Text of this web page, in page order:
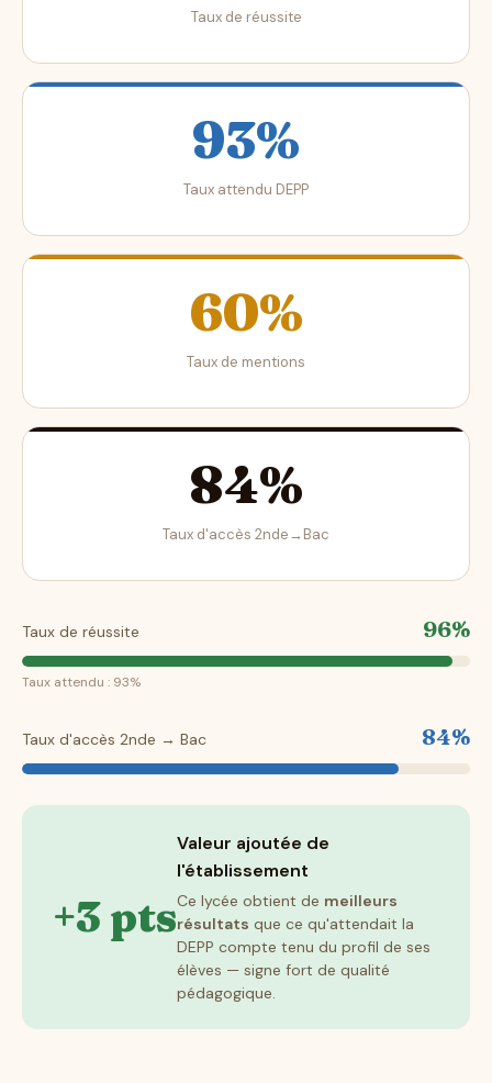
Taux de réussite
93%
Taux attendu DEPP
60%
Taux de mentions
84%
Taux d'accès 2nde→Bac
Taux de réussite 96%
Taux attendu : 93%
Taux d'accès 2nde → Bac 84%
+3 pts
Valeur ajoutée de
l'établissement
Ce lycée obtient de meilleurs
résultats que ce qu'attendait la
DEPP compte tenu du profil de ses
élèves — signe fort de qualité
pédagogique.